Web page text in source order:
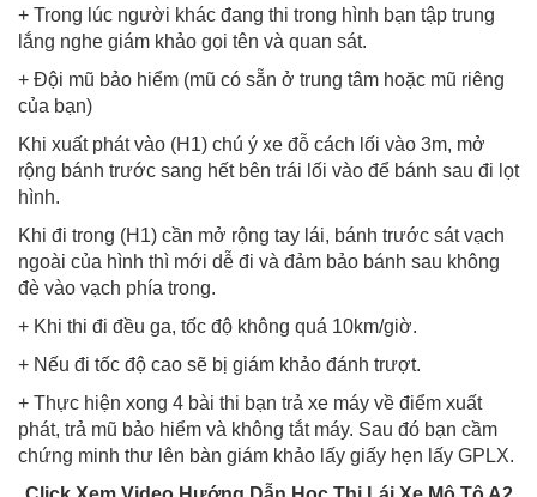
+ Trong lúc người khác đang thi trong hình bạn tập trung
lắng nghe giám khảo gọi tên và quan sát.
+ Đội mũ bảo hiểm (mũ có sẵn ở trung tâm hoặc mũ riêng
của bạn)
Khi xuất phát vào (H1) chú ý xe đỗ cách lối vào 3m, mở
rộng bánh trước sang hết bên trái lối vào để bánh sau đi lọt
hình.
Khi đi trong (H1) cần mở rộng tay lái, bánh trước sát vạch
ngoài của hình thì mới dễ đi và đảm bảo bánh sau không
đè vào vạch phía trong.
+ Khi thi đi đều ga, tốc độ không quá 10km/giờ.
+ Nếu đi tốc độ cao sẽ bị giám khảo đánh trượt.
+ Thực hiện xong 4 bài thi bạn trả xe máy về điểm xuất
phát, trả mũ bảo hiểm và không tắt máy. Sau đó bạn cầm
chứng minh thư lên bàn giám khảo lấy giấy hẹn lấy GPLX.